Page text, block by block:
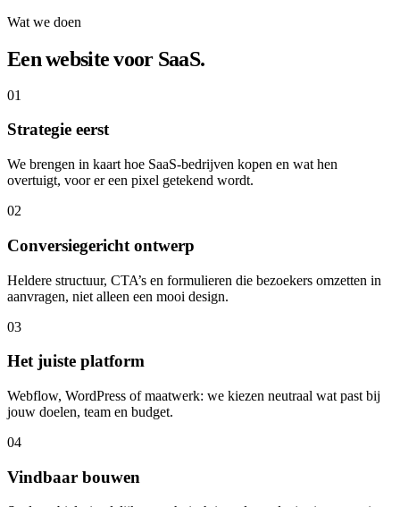
Wat we doen
Een website voor SaaS.
01
Strategie eerst
We brengen in kaart hoe SaaS-bedrijven kopen en wat hen
overtuigt, voor er een pixel getekend wordt.
02
Conversiegericht ontwerp
Heldere structuur, CTA’s en formulieren die bezoekers omzetten in
aanvragen, niet alleen een mooi design.
03
Het juiste platform
Webflow, WordPress of maatwerk: we kiezen neutraal wat past bij
jouw doelen, team en budget.
04
Vindbaar bouwen